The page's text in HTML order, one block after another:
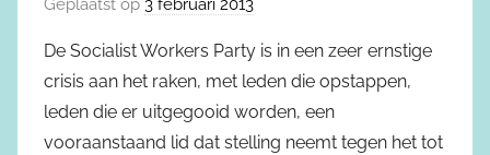
Geplaatst op 3 februari 2013
De Socialist Workers Party is in een zeer ernstige
crisis aan het raken, met leden die opstappen,
leden die er uitgegooid worden, een
vooraanstaand lid dat stelling neemt tegen het tot